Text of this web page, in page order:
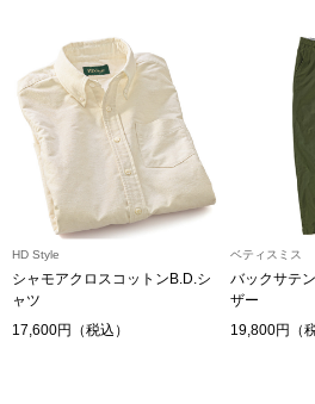
セイコー〉マウリッツハイス美術館公認
ルメールオマージュウオッチ
ランド
集
HD Style
シャモアクロスコットンB.D.シ
ャツ
17,600円（税込）
ベティスミス
バックサテ
ザー
19,800円（